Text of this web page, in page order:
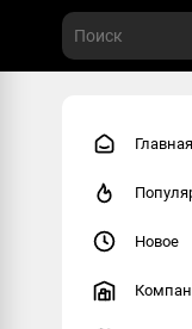
Главная
Новое